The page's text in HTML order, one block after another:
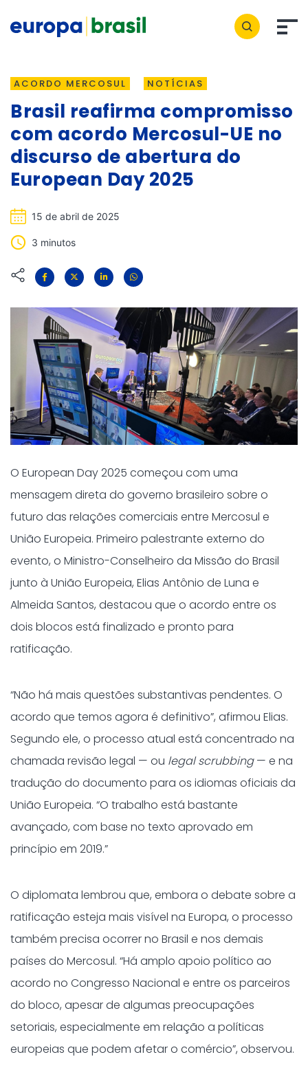
ACORDO MERCOSUL NOTÍCIAS
Brasil reafirma compromisso
com acordo Mercosul-UE no
discurso de abertura do
European Day 2025
15 de abril de 2025
3 minutos
O European Day 2025 começou com uma
mensagem direta do governo brasileiro sobre o
futuro das relações comerciais entre Mercosul e
União Europeia. Primeiro palestrante externo do
evento, o Ministro-Conselheiro da Missão do Brasil
junto à União Europeia, Elias Antônio de Luna e
Almeida Santos, destacou que o acordo entre os
dois blocos está finalizado e pronto para
ratificação.
“Não há mais questões substantivas pendentes. O
acordo que temos agora é definitivo”, afirmou Elias.
Segundo ele, o processo atual está concentrado na
chamada revisão legal — ou legal scrubbing— e na
tradução do documento para os idiomas oficiais da
União Europeia. “O trabalho está bastante
avançado, com base no texto aprovado em
princípio em 2019.”
O diplomata lembrou que, embora o debate sobre a
ratificação esteja mais visível na Europa, o processo
também precisa ocorrer no Brasil e nos demais
países do Mercosul. “Há amplo apoio político ao
acordo no Congresso Nacional e entre os parceiros
do bloco, apesar de algumas preocupações
setoriais, especialmente em relação a políticas
europeias que podem afetar o comércio”, observou.